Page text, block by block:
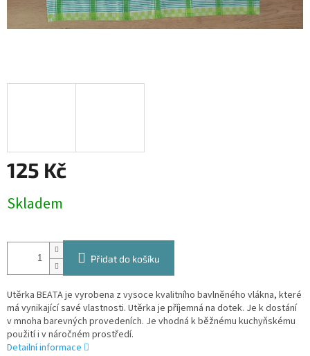
125 Kč
cena:
Skladem
Přidat do košíku
Utěrka BEATA je vyrobena z vysoce kvalitního bavlněného vlákna, které
má vynikající savé vlastnosti. Utěrka je příjemná na dotek. Je k dostání
v mnoha barevných provedeních. Je vhodná k běžnému kuchyňskému
použití i v náročném prostředí.
Detailní informace